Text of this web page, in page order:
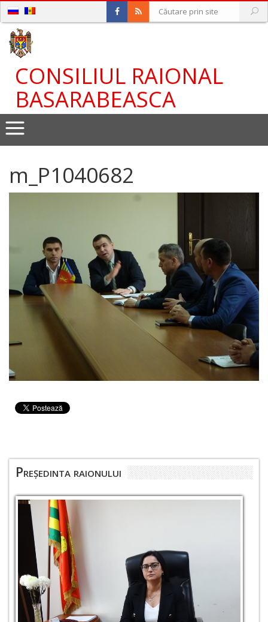
CONSILIUL RAIONAL
BASARABEASCA
m_P1040682
Președinta raionului